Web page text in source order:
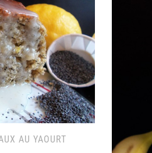
AU YAOURT